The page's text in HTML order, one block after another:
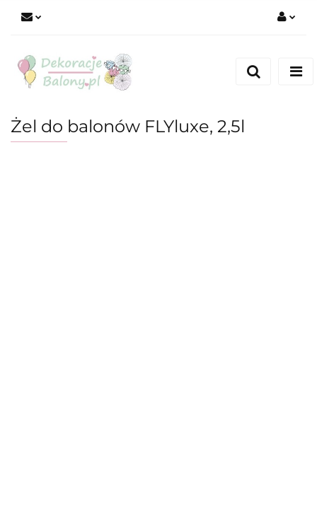
Zarejestruj się
Żel do balonów FLYluxe, 2,5l